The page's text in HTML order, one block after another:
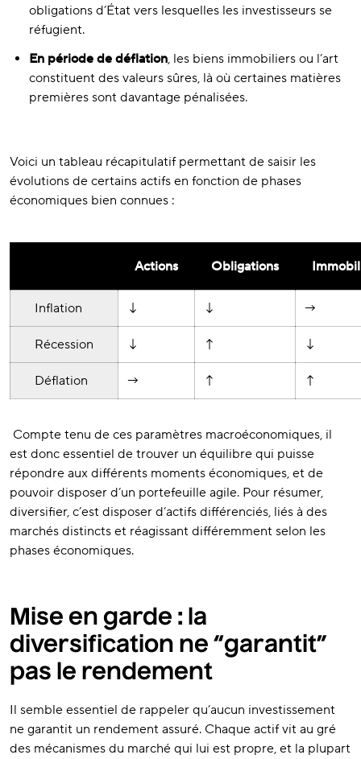
obligations d’État vers lesquelles les investisseurs se
réfugient.
En période de déflation, les biens immobiliers ou l’art
constituent des valeurs sûres, là où certaines matières
premières sont davantage pénalisées.
Voici un tableau récapitulatif permettant de saisir les
évolutions de certains actifs en fonction de phases
économiques bien connues :
Actions Obligations
Inflation ↓ ↓ →
Récession ↓ ↑ ↓
Déflation → ↑ ↑
Compte tenu de ces paramètres macroéconomiques, il
est donc essentiel de trouver un équilibre qui puisse
répondre aux différents moments économiques, et de
pouvoir disposer d’un portefeuille agile. Pour résumer,
diversifier, c’est disposer d’actifs différenciés, liés à des
marchés distincts et réagissant différemment selon les
phases économiques.
Mise en garde : la
diversification ne “garantit”
pas le rendement
Il semble essentiel de rappeler qu’aucun investissement
ne garantit un rendement assuré. Chaque actif vit au gré
des mécanismes du marché qui lui est propre, et la plupart